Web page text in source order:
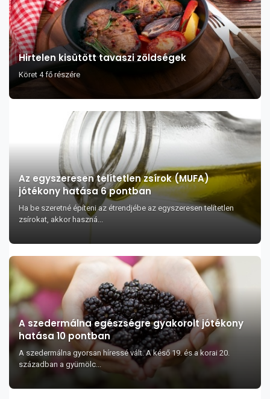
Hirtelen kisütött tavaszi zöldségek
Köret 4 fő részére
Az egyszeresen telítetlen zsírok (MUFA)
jótékony hatása 6 pontban
Ha be szeretné építeni az étrendjébe az egyszeresen telítetlen
zsírokat, akkor haszná...
A szedermálna egészségre gyakorolt jótékony
hatása 10 pontban
A szedermálna gyorsan híressé vált. A késő 19. és a korai 20.
században a gyümölc...